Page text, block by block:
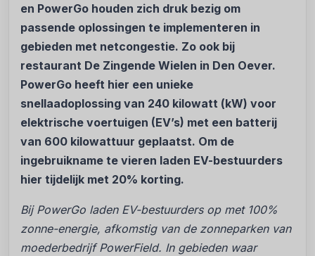
en PowerGo houden zich druk bezig om
passende oplossingen te implementeren in
gebieden met netcongestie. Zo ook bij
restaurant De Zingende Wielen in Den Oever.
PowerGo heeft hier een unieke
snellaadoplossing van 240 kilowatt (kW) voor
elektrische voertuigen (EV’s) met een batterij
van 600 kilowattuur geplaatst. Om de
ingebruikname te vieren laden EV-bestuurders
hier tijdelijk met 20% korting.
Bij PowerGo laden EV-bestuurders op met 100%
zonne-energie, afkomstig van de zonneparken van
moederbedrijf PowerField. In gebieden waar